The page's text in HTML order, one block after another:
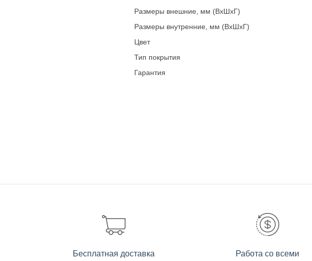
Размеры внешние, мм (ВхШхГ)
Размеры внутренние, мм (ВхШхГ)
Цвет
Тип покрытия
Гарантия
Бесплатная доставка Работа со всеми